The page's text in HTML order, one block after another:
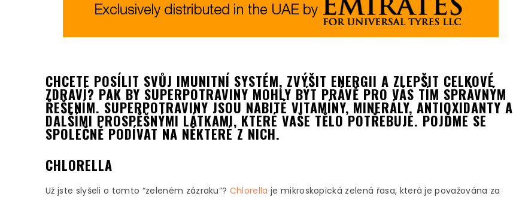
CHCETE POSÍLIT SVŮJ IMUNITNÍ SYSTÉM, ZVÝŠIT ENERGII A ZLEPŠIT CELKOVÉ
ZDRAVÍ? PAK BY SUPERPOTRAVINY MOHLY BÝT PRÁVĚ PRO VÁS TÍM SPRÁVNÝM
ŘEŠENÍM. SUPERPOTRAVINY JSOU NABITÉ VITAMÍNY, MINERÁLY, ANTIOXIDANTY A
DALŠÍMI PROSPĚŠNÝMI LÁTKAMI, KTERÉ VAŠE TĚLO POTŘEBUJE. POJĎME SE
SPOLEČNĚ PODÍVAT NA NĚKTERÉ Z NICH.
CHLORELLA
Už jste slyšeli o tomto “zeleném zázraku”? Chlorella je mikroskopická zelená řasa, která je považována za